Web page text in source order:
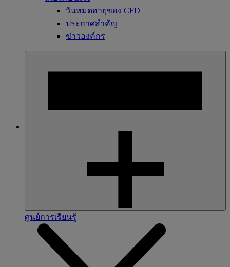
วันหมดอายุของ CFD
ประกาศสำคัญ
ข่าวองค์กร
ศูนย์การเรียนรู้